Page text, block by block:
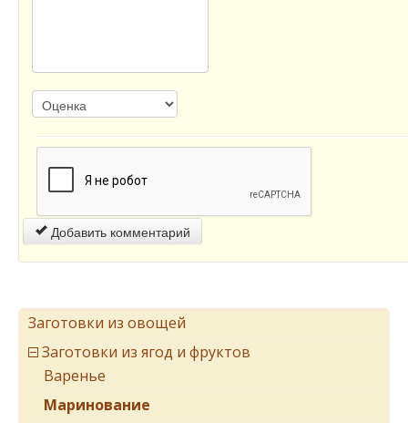
Добавить комментарий
Заготовки из овощей
Заготовки из ягод и фруктов
Варенье
Маринование